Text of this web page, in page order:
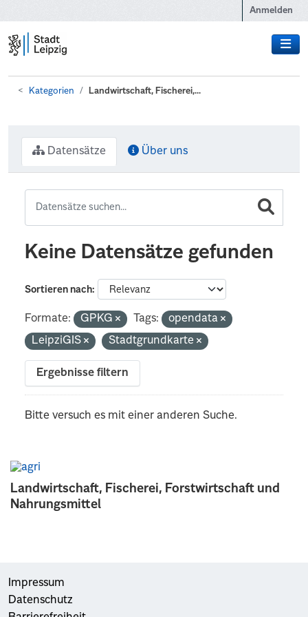
Anmelden
Kategorien Landwirtschaft, Fischerei,...
Landwirtschaft, Fischerei, Forstwirtschaft und
Nahrungsmittel
Datensätze Über uns
Keine Datensätze gefunden
Sortieren nach
Formate: GPKG Tags:
opendata
LeipziGIS
Stadtgrundkarte
Ergebnisse filtern
Bitte versuch es mit einer anderen Suche.
Impressum
Datenschutz